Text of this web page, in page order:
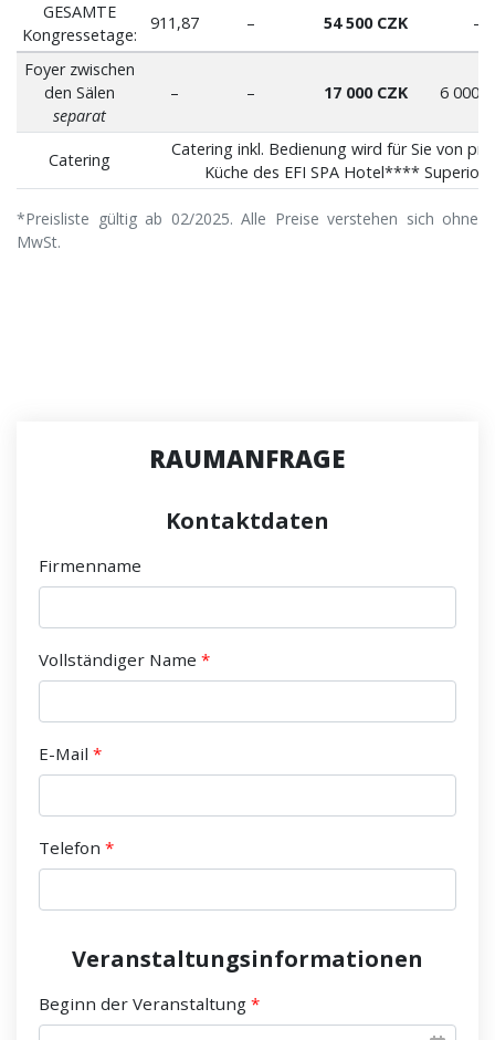
GESAMTE
Kongressetage:
911,87 – 54 500 CZK –
Foyer zwischen
den Sälen
separat
– – 17 000 CZK 6 000
Catering
Catering inkl. Bedienung wird für Sie von
Küche des EFI SPA Hotel**** Superior
*Preisliste gültig ab 02/2025. Alle Preise verstehen sich ohne
MwSt.
RAUMANFRAGE
Kontaktdaten
Firmenname
Vollständiger Name
E-Mail
Telefon
Veranstaltungsinformationen
Beginn der Veranstaltung